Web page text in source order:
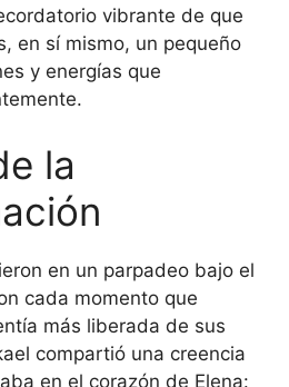
vibrante de que
en sí mismo, un pequeño
y energías que
la
en un parpadeo bajo el
cada momento que
más liberada de sus
compartió una creencia
en el corazón de Elena: